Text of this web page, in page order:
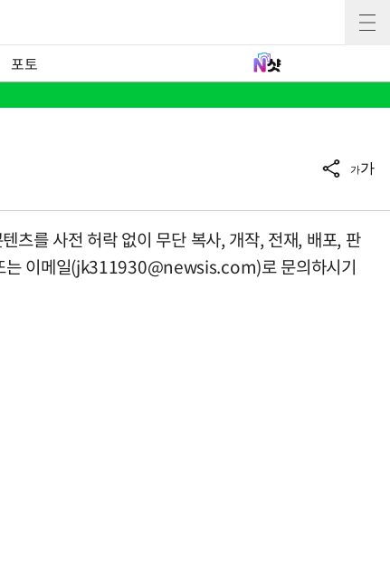
포토
가가
츠를 사전 허락 없이 무단 복사, 개작, 전재, 배포, 판
이메일(jk311930@newsis.com)로 문의하시기